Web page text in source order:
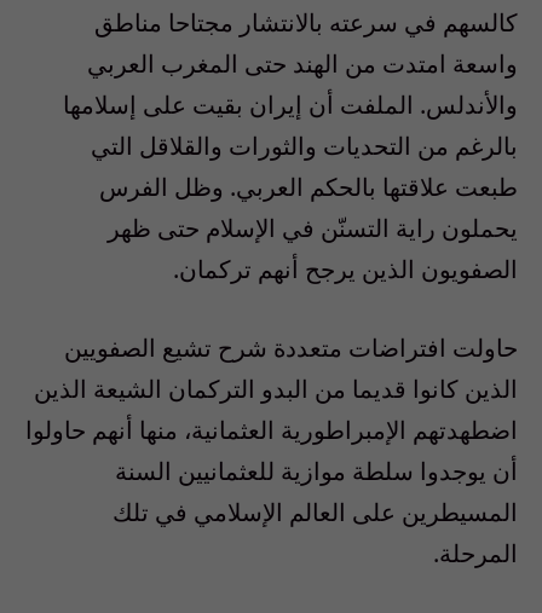
كالسهم في سرعته بالانتشار مجتاحا مناطق
واسعة امتدت من الهند حتى المغرب العربي
والأندلس. الملفت أن إيران بقيت على إسلامها
بالرغم من التحديات والثورات والقلاقل التي
طبعت علاقتها بالحكم العربي. وظل الفرس
يحملون راية التسنّن في الإسلام حتى ظهر
الصفويون الذين يرجح أنهم تركمان.
حاولت افتراضات متعددة شرح تشيع الصفويين
الذين كانوا قديما من البدو التركمان الشيعة الذين
اضطهدتهم الإمبراطورية العثمانية، منها أنهم حاولوا
أن يوجدوا سلطة موازية للعثمانيين السنة
المسيطرين على العالم الإسلامي في تلك
المرحلة.